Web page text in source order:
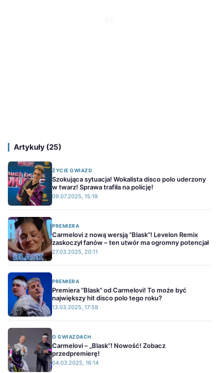
Artykuły (25)
ŻYCIE GWIAZD
Szokująca sytuacja! Wokalista disco polo uderzony
w twarz! Sprawa trafiła na policję!
09.07.2025, 15:19
PREMIERA
Carmelovi z nową wersją ”Blask”! Levelon Remix
zaskoczył fanów – ten utwór ma ogromny potencjał
27.03.2025, 20:11
PREMIERA
Premiera ”Blask” od Carmelovi! To może być
największy hit disco polo tego roku?
13.03.2025, 17:59
O GWIAZDACH
Carmelovi – „Blask”! Nowość! Zobacz
przedpremierę!
04.03.2025, 16:14